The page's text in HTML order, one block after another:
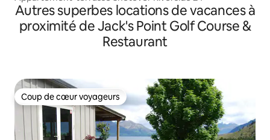
Autres superbes locations de vacances à
proximité de Jack's Point Golf Course &
Restaurant
Coup de cœur voyageurs
Coup de cœur voyageurs